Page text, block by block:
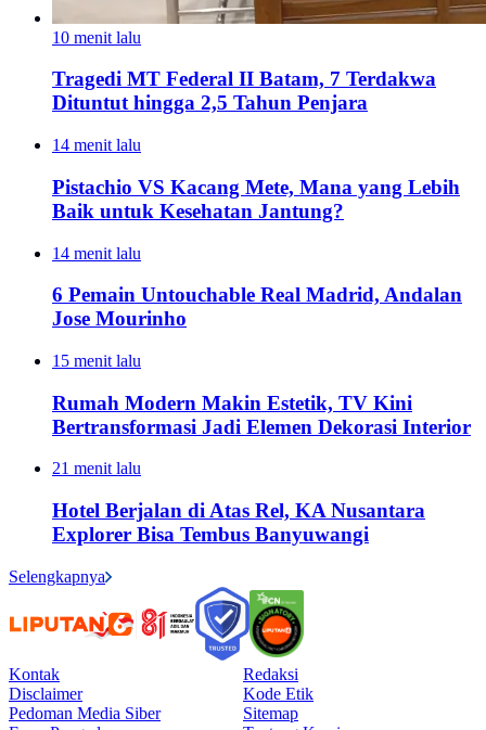
10 menit lalu
Tragedi MT Federal II Batam, 7 Terdakwa
Dituntut hingga 2,5 Tahun Penjara
14 menit lalu
Pistachio VS Kacang Mete, Mana yang Lebih
Baik untuk Kesehatan Jantung?
14 menit lalu
6 Pemain Untouchable Real Madrid, Andalan
Jose Mourinho
15 menit lalu
Rumah Modern Makin Estetik, TV Kini
Bertransformasi Jadi Elemen Dekorasi Interior
21 menit lalu
Hotel Berjalan di Atas Rel, KA Nusantara
Explorer Bisa Tembus Banyuwangi
Selengkapnya
Kontak
Redaksi
Disclaimer
Kode Etik
Pedoman Media Siber
Sitemap